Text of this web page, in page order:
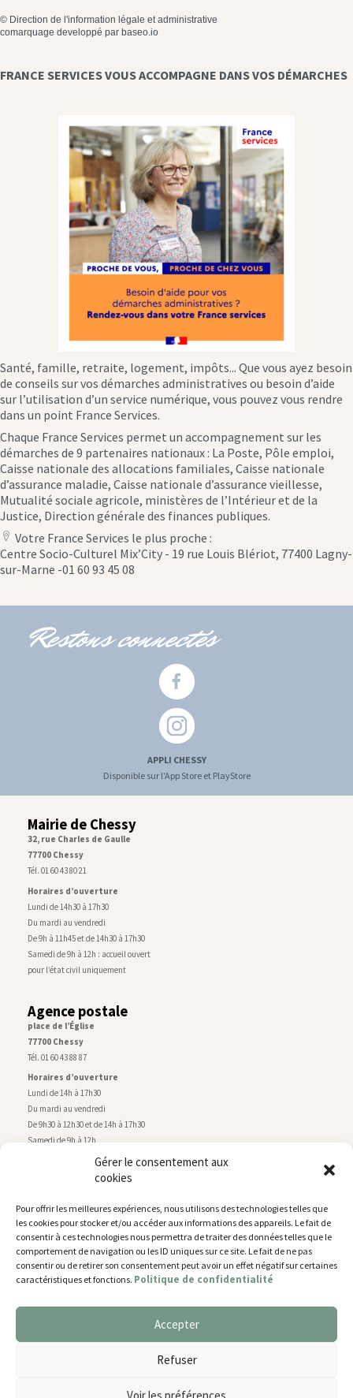
Gérer le consentement aux
cookies
Pour offrir les meilleures expériences, nous utilisons des technologies telles que
les cookies pour stocker et/ou accéder aux informations des appareils. Le fait de
consentir à ces technologies nous permettra de traiter des données telles que le
comportement de navigation ou les ID uniques sur ce site. Le fait de ne pas
consentir ou de retirer son consentement peut avoir un effet négatif sur certaines
caractéristiques et fonctions. Politique de confidentialité
Accepter
Refuser
Voir les préférences
© Direction de l'information légale et administrative
comarquage developpé par baseo.io
FRANCE SERVICES VOUS ACCOMPAGNE DANS VOS DÉMARCHES
Santé, famille, retraite, logement, impôts... Que vous ayez besoin
de conseils sur vos démarches administratives ou besoin d’aide
sur l’utilisation d’un service numérique, vous pouvez vous rendre
dans un point France Services.
Chaque France Services permet un accompagnement sur les
démarches de 9 partenaires nationaux : La Poste, Pôle emploi,
Caisse nationale des allocations familiales, Caisse nationale
d’assurance maladie, Caisse nationale d’assurance vieillesse,
Mutualité sociale agricole, ministères de l’Intérieur et de la
Justice, Direction générale des finances publiques.
location
icon
Votre France Services le plus proche :
Centre Socio-Culturel Mix’City - 19 rue Louis Blériot, 77400 Lagny-
sur-Marne -01 60 93 45 08
Restons connectés
APPLI CHESSY
Disponible sur l'App Store et PlayStore
Mairie de Chessy
32, rue Charles de Gaulle
77700 Chessy
Tél. 01 60 43 80 21
Horaires d’ouverture
Lundi de 14h30 à 17h30
Du mardi au vendredi
De 9h à 11h45 et de 14h30 à 17h30
Samedi de 9h à 12h : accueil ouvert
pour l’état civil uniquement
Agence postale
place de l’Église
77700 Chessy
Tél. 01 60 43 88 87
Horaires d’ouverture
Lundi de 14h à 17h30
Du mardi au vendredi
De 9h30 à 12h30 et de 14h à 17h30
Samedi de 9h à 12h
Service technique
rue de Montry–77700 Chessy
Tél. 01 60 43 52 63
Horaires d’ouverture
Lundi, mardi et jeudi
De 9h à 11h45 et de 14h30 à 17h30
Nous utilisons des cookies pour vous offrir la meilleure
You can find out more about which cookies we are using or